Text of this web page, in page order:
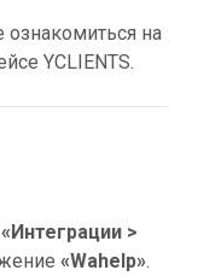
на
YCLIENTS.
«Интеграции >
«Wahelp».